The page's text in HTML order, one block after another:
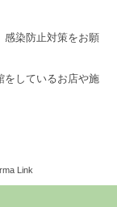
感染防止対策をお願
をしているお店や施
Link